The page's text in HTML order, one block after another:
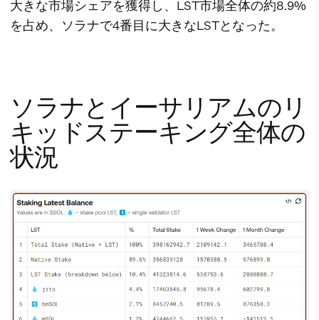
大きな市場シェアを獲得し、LST市場全体の約8.9%
を占め、ソラナで4番目に大きなLSTとなった。
ソラナとイーサリアムのリ
キッドステーキング全体の
状況